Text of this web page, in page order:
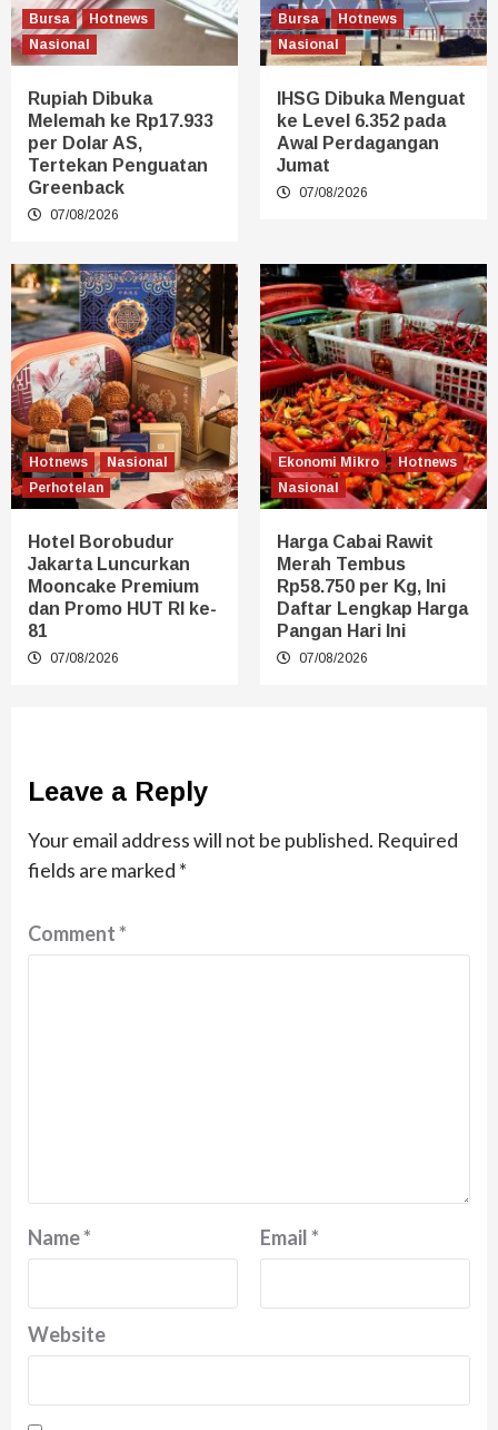
Bursa
Hotnews
Nasional
Rupiah Dibuka
Melemah ke Rp17.933
per Dolar AS,
Tertekan Penguatan
Greenback
07/08/2026
Bursa
Hotnews
Nasional
IHSG Dibuka Menguat
ke Level 6.352 pada
Awal Perdagangan
Jumat
07/08/2026
Hotnews
Nasional
Perhotelan
Hotel Borobudur
Jakarta Luncurkan
Mooncake Premium
dan Promo HUT RI ke-
81
07/08/2026
Ekonomi Mikro
Hotnews
Nasional
Harga Cabai Rawit
Merah Tembus
Rp58.750 per Kg, Ini
Daftar Lengkap Harga
Pangan Hari Ini
07/08/2026
Leave a Reply
Your email address will not be published. Required
fields are marked *
Comment*
Name* Email*
Website